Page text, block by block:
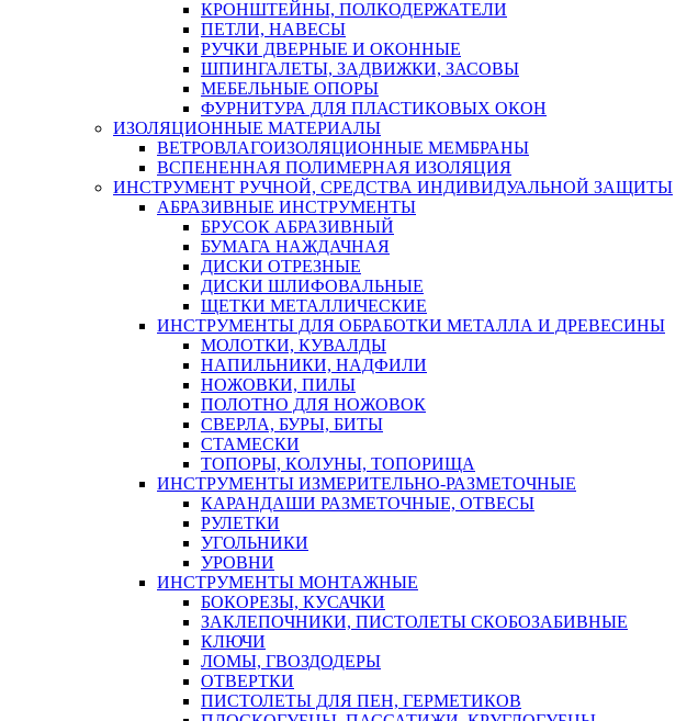
КРОНШТЕЙНЫ, ПОЛКОДЕРЖАТЕЛИ
ПЕТЛИ, НАВЕСЫ
РУЧКИ ДВЕРНЫЕ И ОКОННЫЕ
ШПИНГАЛЕТЫ, ЗАДВИЖКИ, ЗАСОВЫ
МЕБЕЛЬНЫЕ ОПОРЫ
ФУРНИТУРА ДЛЯ ПЛАСТИКОВЫХ ОКОН
ИЗОЛЯЦИОННЫЕ МАТЕРИАЛЫ
ВЕТРОВЛАГОИЗОЛЯЦИОННЫЕ МЕМБРАНЫ
ВСПЕНЕННАЯ ПОЛИМЕРНАЯ ИЗОЛЯЦИЯ
ИНСТРУМЕНТ РУЧНОЙ, СРЕДСТВА ИНДИВИДУАЛЬНОЙ ЗАЩИТЫ
АБРАЗИВНЫЕ ИНСТРУМЕНТЫ
БРУСОК АБРАЗИВНЫЙ
БУМАГА НАЖДАЧНАЯ
ДИСКИ ОТРЕЗНЫЕ
ДИСКИ ШЛИФОВАЛЬНЫЕ
ЩЕТКИ МЕТАЛЛИЧЕСКИЕ
ИНСТРУМЕНТЫ ДЛЯ ОБРАБОТКИ МЕТАЛЛА И ДРЕВЕСИНЫ
МОЛОТКИ, КУВАЛДЫ
НАПИЛЬНИКИ, НАДФИЛИ
НОЖОВКИ, ПИЛЫ
ПОЛОТНО ДЛЯ НОЖОВОК
СВЕРЛА, БУРЫ, БИТЫ
СТАМЕСКИ
ТОПОРЫ, КОЛУНЫ, ТОПОРИЩА
ИНСТРУМЕНТЫ ИЗМЕРИТЕЛЬНО-РАЗМЕТОЧНЫЕ
КАРАНДАШИ РАЗМЕТОЧНЫЕ, ОТВЕСЫ
РУЛЕТКИ
УГОЛЬНИКИ
УРОВНИ
ИНСТРУМЕНТЫ МОНТАЖНЫЕ
БОКОРЕЗЫ, КУСАЧКИ
ЗАКЛЕПОЧНИКИ, ПИСТОЛЕТЫ СКОБОЗАБИВНЫЕ
КЛЮЧИ
ЛОМЫ, ГВОЗДОДЕРЫ
ОТВЕРТКИ
ПИСТОЛЕТЫ ДЛЯ ПЕН, ГЕРМЕТИКОВ